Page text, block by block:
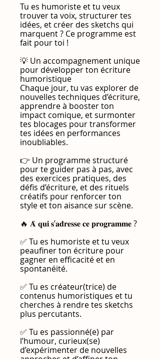
Tu es humoriste et tu veux
trouver ta voix, structurer tes
idées, et créer des sketchs qui
marquent ? Ce programme est
fait pour toi !
💡 Un accompagnement unique
pour développer ton écriture
humoristique
Chaque jour, tu vas explorer de
nouvelles techniques d’écriture,
apprendre à booster ton
impact comique, et surmonter
tes blocages pour transformer
tes idées en performances
inoubliables.
👉 Un programme structuré
pour te guider pas à pas, avec
des exercices pratiques, des
défis d’écriture, et des rituels
créatifs pour renforcer ton
style et ton aisance sur scène.
🔥 𝐀̀ 𝐪𝐮𝐢 𝐬’𝐚𝐝𝐫𝐞𝐬𝐬𝐞 𝐜𝐞 𝐩𝐫𝐨𝐠𝐫𝐚𝐦𝐦𝐞 ?
✅ Tu es humoriste et tu veux
peaufiner ton écriture pour
gagner en efficacité et en
spontanéité.
✅ Tu es créateur(trice) de
contenus humoristiques et tu
cherches à rendre tes sketchs
plus percutants.
✅ Tu es passionné(e) par
l’humour, curieux(se)
d’expérimenter de nouvelles